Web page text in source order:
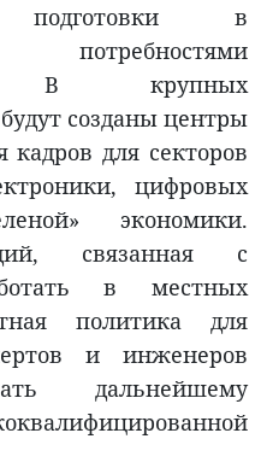
подготовки в
В крупных
созданы центры
кадров для секторов
цифровых
экономики.
связанная с
в местных
политика для
и инженеров
дальнейшему